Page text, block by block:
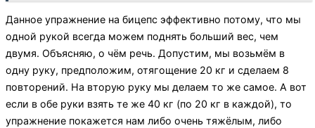
Данное упражнение на бицепс эффективно потому, что мы
одной рукой всегда можем поднять больший вес, чем
двумя. Объясняю, о чём речь. Допустим, мы возьмём в
одну руку, предположим, отягощение 20 кг и сделаем 8
повторений. На вторую руку мы делаем то же самое. А вот
если в обе руки взять те же 40 кг (по 20 кг в каждой), то
упражнение покажется нам либо очень тяжёлым, либо